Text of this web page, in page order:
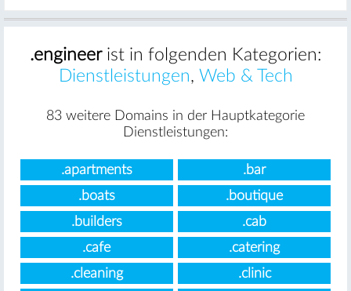
.engineerist in folgenden Kategorien:
Dienstleistungen, Web & Tech
83 weitere Domains in der Hauptkategorie
Dienstleistungen:
.apartments
.bar
.boats
.boutique
.builders
.cab
.cafe
.catering
.cleaning
.clinic